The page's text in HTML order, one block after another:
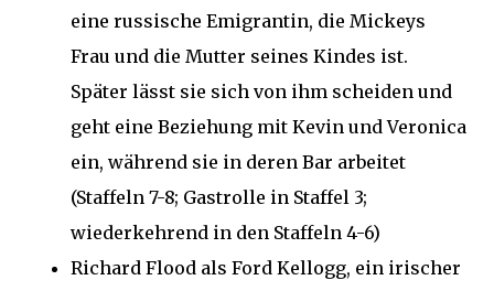
eine russische Emigrantin, die Mickeys
Frau und die Mutter seines Kindes ist.
Später lässt sie sich von ihm scheiden und
geht eine Beziehung mit Kevin und Veronica
ein, während sie in deren Bar arbeitet
(Staffeln 7-8; Gastrolle in Staffel 3;
wiederkehrend in den Staffeln 4-6)
Richard Flood als Ford Kellogg, ein irischer